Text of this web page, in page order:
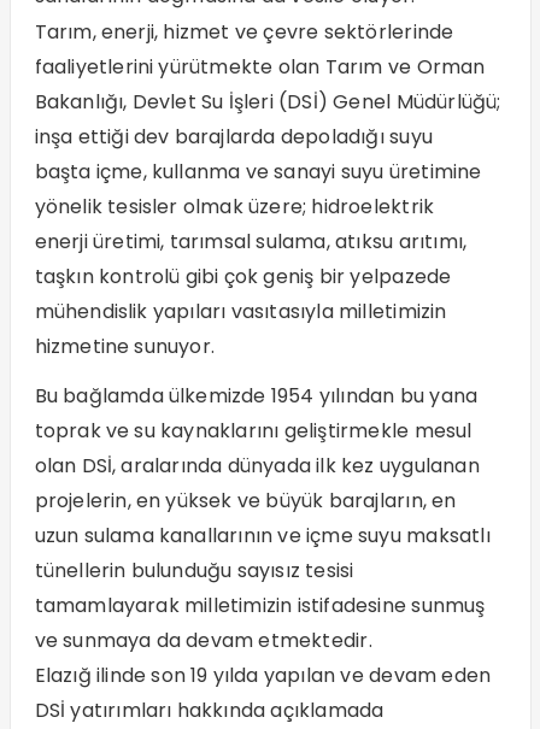
Tarım, enerji, hizmet ve çevre sektörlerinde
faaliyetlerini yürütmekte olan Tarım ve Orman
Bakanlığı, Devlet Su İşleri (DSİ) Genel Müdürlüğü;
inşa ettiği dev barajlarda depoladığı suyu
başta içme, kullanma ve sanayi suyu üretimine
yönelik tesisler olmak üzere; hidroelektrik
enerji üretimi, tarımsal sulama, atıksu arıtımı,
taşkın kontrolü gibi çok geniş bir yelpazede
mühendislik yapıları vasıtasıyla milletimizin
hizmetine sunuyor.
Bu bağlamda ülkemizde 1954 yılından bu yana
toprak ve su kaynaklarını geliştirmekle mesul
olan DSİ, aralarında dünyada ilk kez uygulanan
projelerin, en yüksek ve büyük barajların, en
uzun sulama kanallarının ve içme suyu maksatlı
tünellerin bulunduğu sayısız tesisi
tamamlayarak milletimizin istifadesine sunmuş
ve sunmaya da devam etmektedir.
Elazığ ilinde son 19 yılda yapılan ve devam eden
DSİ yatırımları hakkında açıklamada